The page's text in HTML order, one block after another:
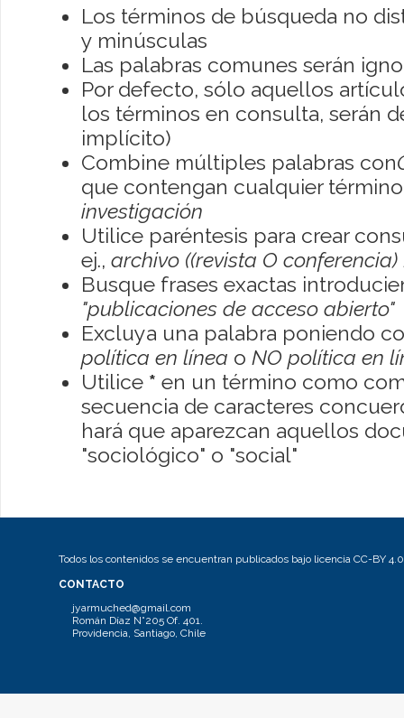
Los términos de búsqueda no
y minúsculas
Las palabras comunes serán
Por defecto, sólo aquellos
los términos en consulta, serán
implícito)
Combine múltiples palabras con
que contengan cualquier
investigación
Utilice paréntesis para crear
ej., archivo ((revista O conferencia)
Busque frases exactas
"publicaciones de acceso abierto"
Excluya una palabra poniendo
política en línea o NO política en
Utilice * en un término como
secuencia de caracteres
hará que aparezcan aquellos
"sociológico" o "social"
Todos los contenidos se encuentran publicados bajo licencia CC-BY 4.0
CONTACTO
jyarmuched@gmail.com
Román Díaz N°205 Of. 401.
Providencia, Santiago, Chile